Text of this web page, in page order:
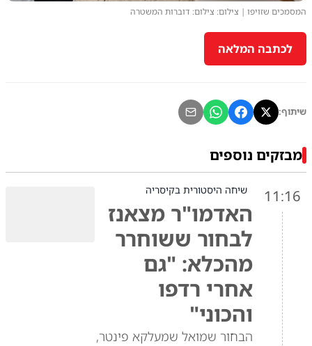
המסמכים שזויפו | צילום: צילום: דוברות המשטרה
לכתבה המלאה
שיתוף:
מבזקים נוספים
11:16 שיחה היסטורית בקיסריה
האדמו"ר מצאנז
לבחור ששוחרר
מהכלא: "גם
אחרי רדפו
והכוני"
הבחור שמואל שמעלקא פינטר,